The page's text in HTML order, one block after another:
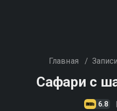
Главная /
Сафари с
6.8